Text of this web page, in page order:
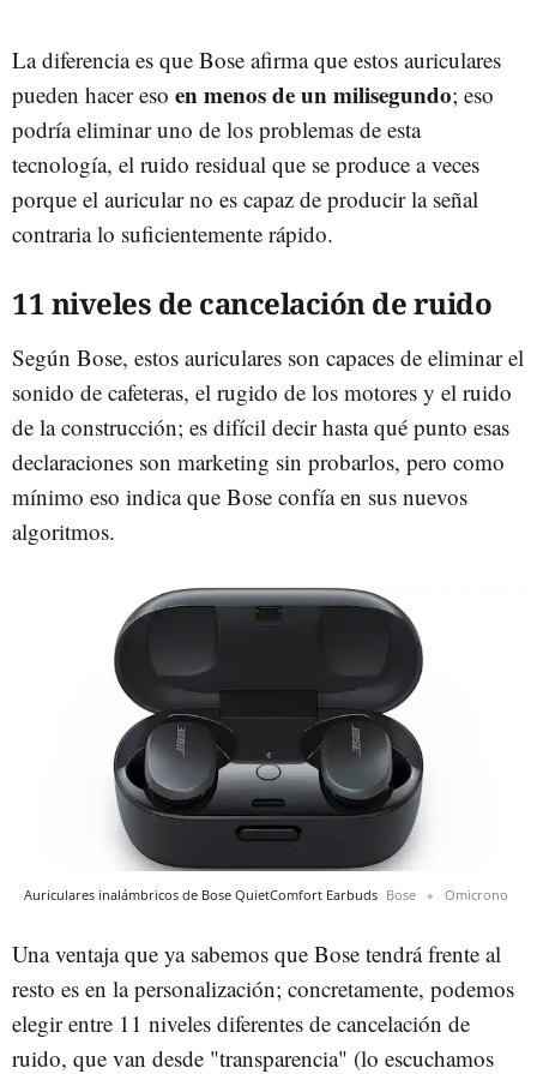
La diferencia es que Bose afirma que estos auriculares
pueden hacer eso en menos de un milisegundo; eso
podría eliminar uno de los problemas de esta
tecnología, el ruido residual que se produce a veces
porque el auricular no es capaz de producir la señal
contraria lo suficientemente rápido.
11 niveles de cancelación de ruido
Según Bose, estos auriculares son capaces de eliminar el
sonido de cafeteras, el rugido de los motores y el ruido
de la construcción; es difícil decir hasta qué punto esas
declaraciones son marketing sin probarlos, pero como
mínimo eso indica que Bose confía en sus nuevos
algoritmos.
Auriculares inalámbricos de Bose QuietComfort Earbuds Bose Omicrono
Una ventaja que ya sabemos que Bose tendrá frente al
resto es en la personalización; concretamente, podemos
elegir entre 11 niveles diferentes de cancelación de
ruido, que van desde "transparencia" (lo escuchamos